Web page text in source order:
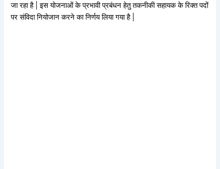
जा रहा है | इस योजनाओं के प्रभावी प्रबंधन हेतु तकनीकी सहायक के रिक्त पदों
पर संविदा नियोजान करने का निर्णय लिया गया है |